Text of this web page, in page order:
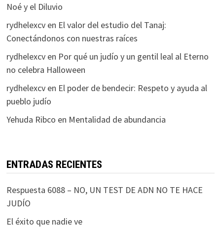
Noé y el Diluvio
rydhelexcven El valor del estudio del Tanaj:
Conectándonos con nuestras raíces
rydhelexcven Por qué un judío y un gentil leal al Eterno
no celebra Halloween
rydhelexcven El poder de bendecir: Respeto y ayuda al
pueblo judío
Yehuda Ribco en Mentalidad de abundancia
ENTRADAS RECIENTES
Respuesta 6088 – NO, UN TEST DE ADN NO TE HACE
JUDÍO
El éxito que nadie ve